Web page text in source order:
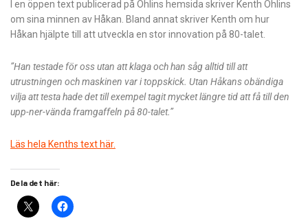
I en öppen text publicerad på Öhlins hemsida skriver Kenth Öhlins
om sina minnen av Håkan. Bland annat skriver Kenth om hur
Håkan hjälpte till att utveckla en stor innovation på 80-talet.
”Han testade för oss utan att klaga och han såg alltid till att
utrustningen och maskinen var i toppskick. Utan Håkans obändiga
vilja att testa hade det till exempel tagit mycket längre tid att få till den
upp-ner-vända framgaffeln på 80-talet.”
Läs hela Kenths text här.
Dela det här: